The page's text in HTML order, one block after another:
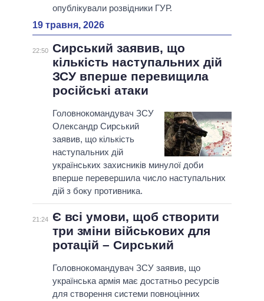
опублікували розвідники ГУР.
19 травня, 2026
22:50 Сирський заявив, що
кількість наступальних дій
ЗСУ вперше перевищила
російські атаки
Головнокомандувач ЗСУ
Олександр Сирський
заявив, що кількість
наступальних дій
українських захисників минулої доби
вперше перевершила число наступальних
дій з боку противника.
21:24 Є всі умови, щоб створити
три зміни військових для
ротацій – Сирський
Головнокомандувач ЗСУ заявив, що
українська армія має достатньо ресурсів
для створення системи повноцінних